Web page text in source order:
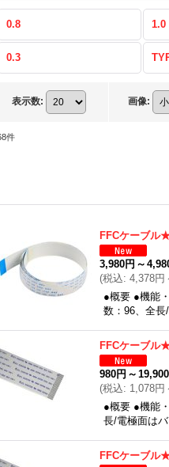
0.8 1.0
0.3
表示数: 画像:
件
FFCケーブル
3,980円 ～
(税込: 4,378円
●概要 ●機能
数：96、全
FFCケーブル
980円 ～
(税込: 1,078円
●概要 ●機能
長/電極面は
FFCケーブ